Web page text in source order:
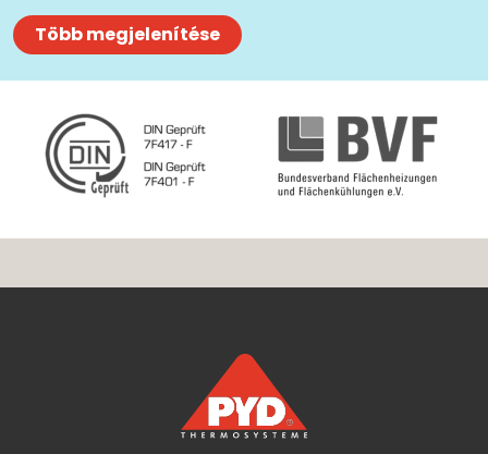
Több megjelenítése